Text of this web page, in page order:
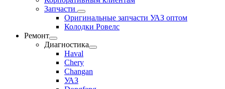
Запчасти
Оригинальные запчасти УАЗ оптом
Колодки Ровелс
Ремонт
Диагностика
Haval
Chery
Changan
УАЗ